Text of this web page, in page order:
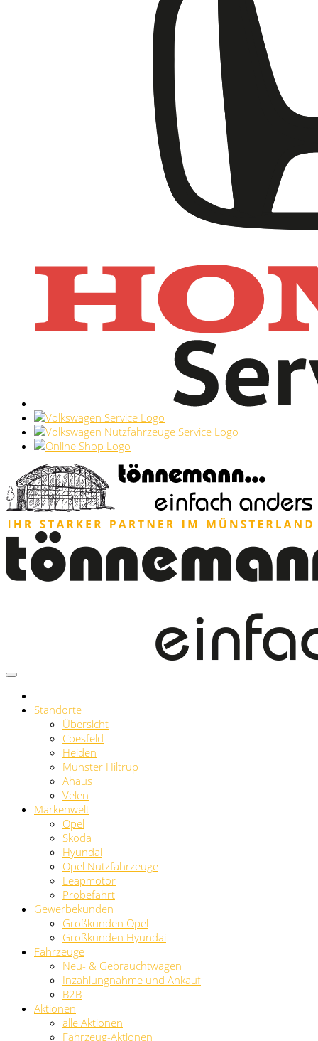
Standorte
Übersicht
Coesfeld
Heiden
Münster Hiltrup
Ahaus
Velen
Markenwelt
Opel
Skoda
Hyundai
Opel Nutzfahrzeuge
Leapmotor
Probefahrt
Gewerbekunden
Großkunden Opel
Großkunden Hyundai
Fahrzeuge
Neu- & Gebrauchtwagen
Inzahlungnahme und Ankauf
B2B
Aktionen
alle Aktionen
Fahrzeug-Aktionen